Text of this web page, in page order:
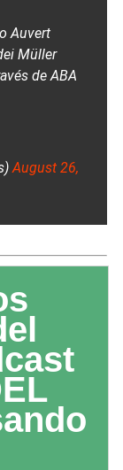
Auvert
Müller
de ABA
August 26,